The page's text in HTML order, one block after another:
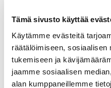
Tämä sivusto käyttää
Käytämme evästeitä
räätälöimiseen, sosiaalisen
tukemiseen ja
jaamme sosiaalisen
alan kumppaneillemme